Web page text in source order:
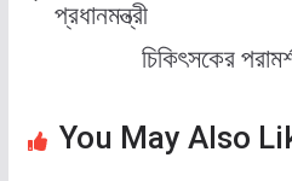
প্রধানমন্ত্রী
চিকিৎসকের
You May Also